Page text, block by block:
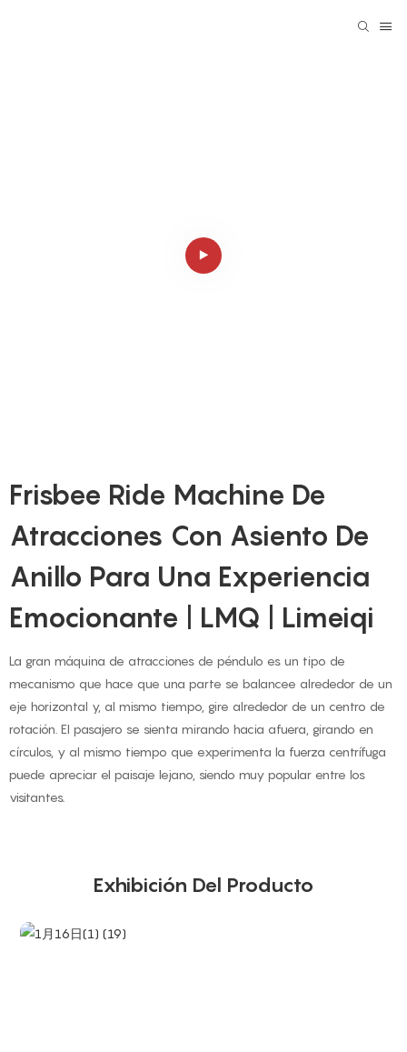
Frisbee Ride Machine De
Atracciones Con Asiento De
Anillo Para Una Experiencia
Emocionante | LMQ | Limeiqi
La gran máquina de atracciones de péndulo es un tipo de
mecanismo que hace que una parte se balancee alrededor de un
eje horizontal y, al mismo tiempo, gire alrededor de un centro de
rotación. El pasajero se sienta mirando hacia afuera, girando en
círculos, y al mismo tiempo que experimenta la fuerza centrífuga
puede apreciar el paisaje lejano, siendo muy popular entre los
visitantes.
Exhibición Del Producto